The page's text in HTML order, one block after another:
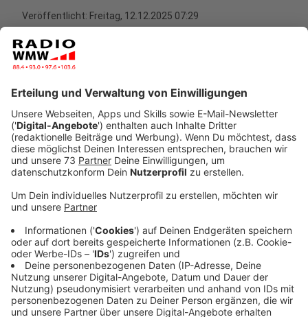
Veröffentlicht: Freitag, 12.12.2025 07:29
Anzeige
Ninja Warrior Kids Academy
Anzeige
Noch ist Lotta zu jung für die Erwachsenen Parcours
von "Ninja Warrior Germany", der TV Sendung, die viele
kennen. Dafür dominiert sie allerdings aktuell in der
Sendung "Ninja Warrior Kids Academy". In mehreren
Folgen hat sich die Vredenerin weiter gekämpft und
steht nun im Finale der TV Sendung auf TOGGO und
Super RTL. Im Finale müssen 4 Kinder den Parcours
der offiziellen Ninja Warrior Germany Sendung
durchlaufen. Damit erfüllt sich für Lotta bereits ein